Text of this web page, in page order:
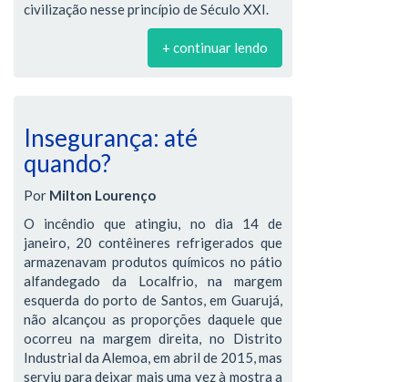
civilização nesse princípio de Século XXI.
+ continuar lendo
Insegurança: até
quando?
Por Milton Lourenço
O incêndio que atingiu, no dia 14 de
janeiro, 20 contêineres refrigerados que
armazenavam produtos químicos no pátio
alfandegado da Localfrio, na margem
esquerda do porto de Santos, em Guarujá,
não alcançou as proporções daquele que
ocorreu na margem direita, no Distrito
Industrial da Alemoa, em abril de 2015, mas
serviu para deixar mais uma vez à mostra a